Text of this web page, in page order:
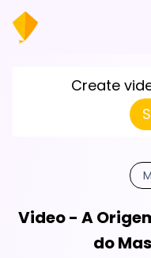
Create
Video - A
do